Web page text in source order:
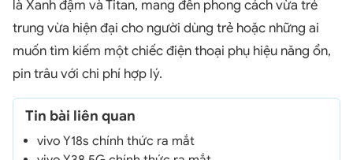
là Xanh đậm và Titan, mang đến phong cách vừa trẻ
trung vừa hiện đại cho người dùng trẻ hoặc những ai
muốn tìm kiếm một chiếc điện thoại phụ hiệu năng ổn,
pin trâu với chi phí hợp lý.
Tin bài liên quan
vivo Y18s chính thức ra mắt